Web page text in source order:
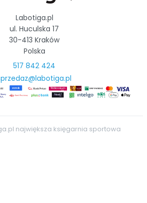
Labotiga.pl
ul. Huculska 17
30-413 Kraków
Polska
517 842 424
największa księgarnia sportowa